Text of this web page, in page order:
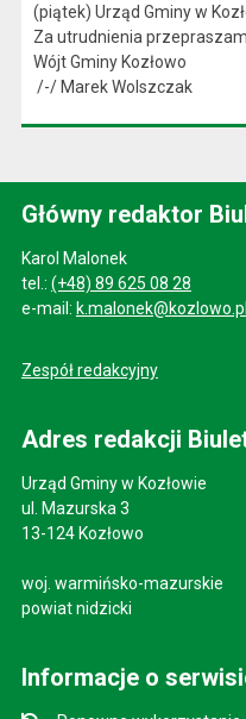
(piątek) Urząd Gminy w
Za utrudnienia
Wójt Gminy Kozłowo
/-/ Marek Wolszczak
Główny redaktor
Karol Malonek
tel.: (+48) 89 625 08 28
e-mail: k.malonek@kozlowo.pl
Zespół redakcyjny
Adres redakcji
Urząd Gminy w Kozłowie
ul. Mazurska 3
13-124 Kozłowo
woj. warmińsko-mazurskie
powiat nidzicki
Informacje o